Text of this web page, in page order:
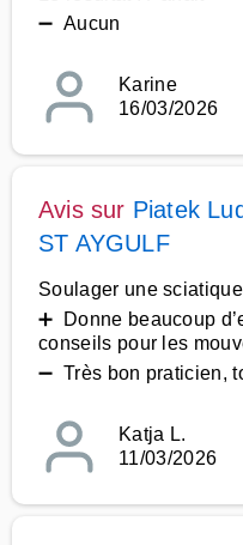
➖ Aucun
Karine
16/03/2026
Avis sur Piatek
ST AYGULF
Soulager une sciatique
➕ Donne beaucoup
conseils pour les
➖ Très bon praticien,
Katja L.
11/03/2026